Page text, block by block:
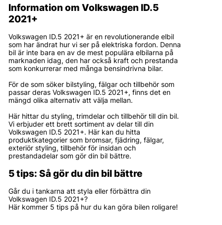
Information om Volkswagen ID.5
2021+
Volkswagen ID.5 2021+ är en revolutionerande elbil
som har ändrat hur vi ser på elektriska fordon. Denna
bil är inte bara en av de mest populära elbilarna på
marknaden idag, den har också kraft och prestanda
som konkurrerar med många bensindrivna bilar.
För de som söker bilstyling, fälgar och tillbehör som
passar deras Volkswagen ID.5 2021+, finns det en
mängd olika alternativ att välja mellan.
Här hittar du styling, trimdelar och tillbehör till din bil.
Vi erbjuder ett brett sortiment av delar till din
Volkswagen ID.5 2021+. Här kan du hitta
produktkategorier som bromsar, fjädring, fälgar,
exteriör styling, tillbehör för insidan och
prestandadelar som gör din bil bättre.
5 tips: Så gör du din bil bättre
Går du i tankarna att styla eller förbättra din
Volkswagen ID.5 2021+?
Här kommer 5 tips på hur du kan göra bilen roligare!